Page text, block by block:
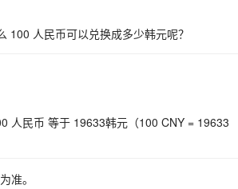
人民币可以兑换成多少韩元呢？
人民币 等于 19633韩元（100 CNY = 19633
准。